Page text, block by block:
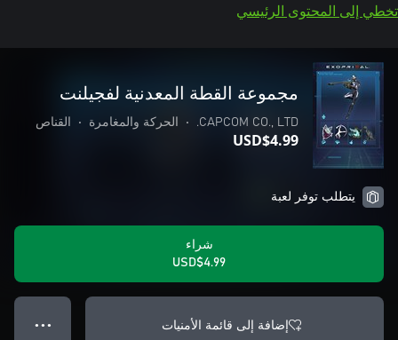
تخطي إلى المحتوى الرئيسي
مجموعة القطة المعدنية لفجيلنت
CAPCOM CO., LTD.
• الحركة والمغامرة • القناص
USD$4.99
يتطلب توفر لعبة
شراء
USD$4.99
إضافة إلى قائمة الأمنيات ● ● ●